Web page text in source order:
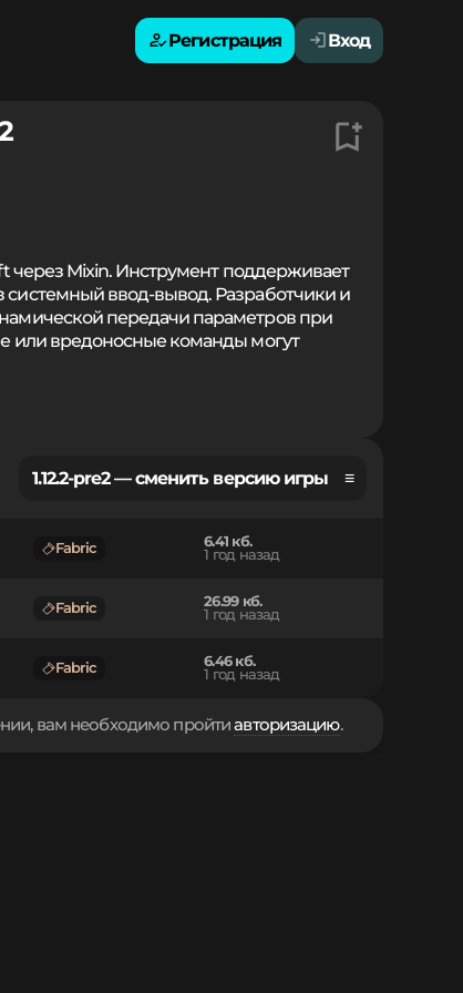
Регистрация Вход
через Mixin. Инструмент поддерживает
ввод-вывод. Разработчики и
передачи параметров при
или вредоносные команды могут
1.12.2-pre2 — сменить версию игры ≡
Fabric
6.41 кб.
1 год назад
Fabric
26.99 кб.
1 год назад
Fabric
6.46 кб.
1 год назад
вам необходимо пройтиавторизацию.